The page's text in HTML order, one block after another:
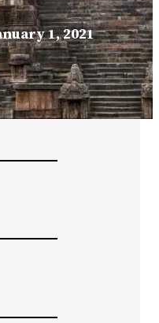
1, 2021